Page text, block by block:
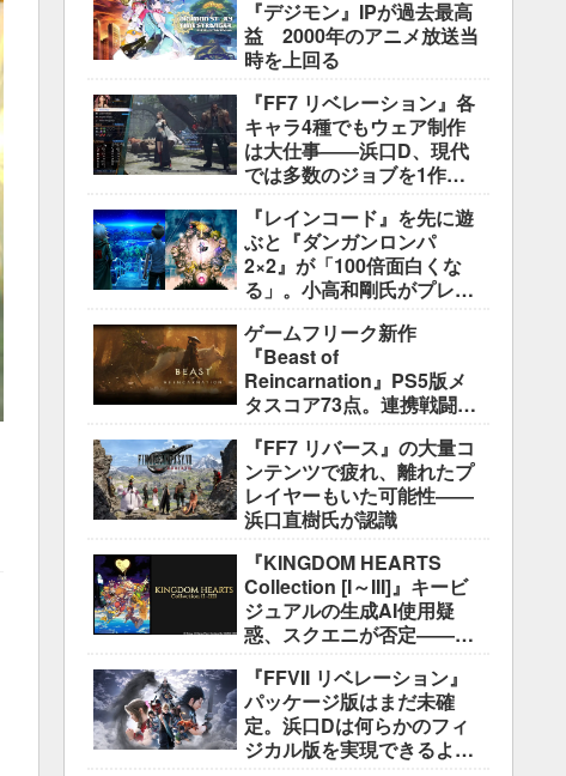
『デジモン』IPが過去最高
益 2000年のアニメ放送当
時を上回る
『FF7 リベレーション』各
キャラ4種でもウェア制作
は大仕事――浜口D、現代
では多数のジョブを1作に
説明
『レインコード』を先に遊
ぶと『ダンガンロンパ
2×2』が「100倍面白くな
る」。小高和剛氏がプレイ
ゲームフリーク新作
『Beast of
Reincarnation』PS5版メ
タスコア73点。連携戦闘は
き”には不満
『FF7 リバース』の大量コ
ンテンツで疲れ、離れたプ
レイヤーもいた可能性――
浜口直樹氏が認識
『KINGDOM HEARTS
Collection [I～III]』キービ
ジュアルの生成AI使用疑
惑、スクエニが否定――不
ス」
『FFVII リベレーション』
パッケージ版はまだ未確
定。浜口Dは何らかのフィ
ジカル版を実現できるよう